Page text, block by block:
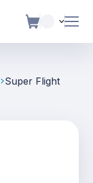
Super Flight